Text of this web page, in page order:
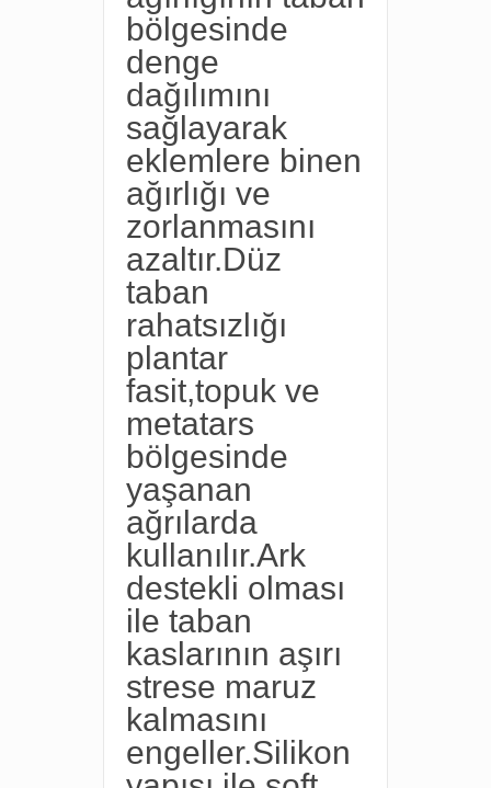
bölgesinde
denge
dağılımını
sağlayarak
eklemlere binen
ağırlığı ve
zorlanmasını
azaltır.Düz
taban
rahatsızlığı
plantar
fasit,topuk ve
metatars
bölgesinde
yaşanan
ağrılarda
kullanılır.Ark
destekli olması
ile taban
kaslarının aşırı
strese maruz
kalmasını
engeller.Silikon